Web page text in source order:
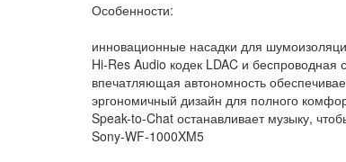
Особенности:
инновационные насадки для
Hi-Res Audio кодек LDAC и беспроводная
впечатляющая автономность
эргономичный дизайн для полного
Speak-to-Chat останавливает музыку,
Sony-WF-1000XM5